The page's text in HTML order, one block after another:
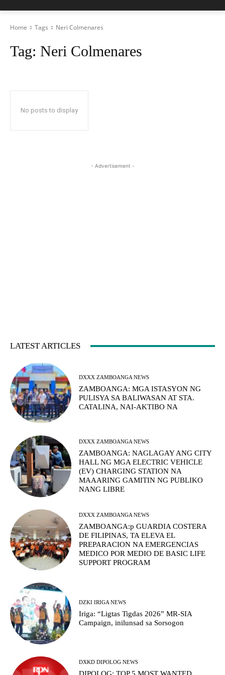
Home Tags Neri Colmenares
Tag: Neri Colmenares
No posts to display
- Advertisement -
LATEST ARTICLES
DXXX ZAMBOANGA NEWS
ZAMBOANGA: MGA ISTASYON NG
PULISYA SA BALIWASAN AT STA.
CATALINA, NAI-AKTIBO NA
DXXX ZAMBOANGA NEWS
ZAMBOANGA: NAGLAGAY ANG CITY
HALL NG MGA ELECTRIC VEHICLE
(EV) CHARGING STATION NA
MAAARING GAMITIN NG PUBLIKO
NANG LIBRE
DXXX ZAMBOANGA NEWS
ZAMBOANGA:p GUARDIA COSTERA
DE FILIPINAS, TA ELEVA EL
PREPARACION NA EMERGENCIAS
MEDICO POR MEDIO DE BASIC LIFE
SUPPORT PROGRAM
DZKI IRIGA NEWS
Iriga: “Ligtas Tigdas 2026” MR-SIA
Campaign, inilunsad sa Sorsogon
DXKD DIPOLOG NEWS